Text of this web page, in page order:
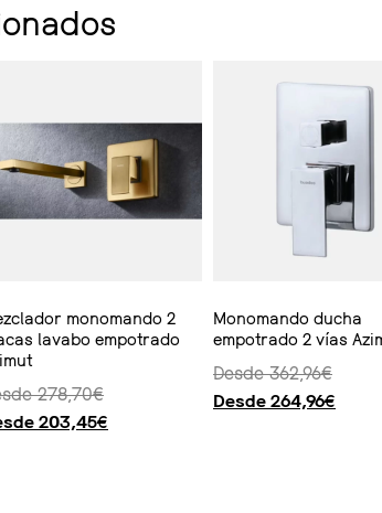
monomando 2
lavabo empotrado
278,70€
203,45€
Monomando ducha
empotrado 2 vías
Desde362,96€
Desde 264,96€